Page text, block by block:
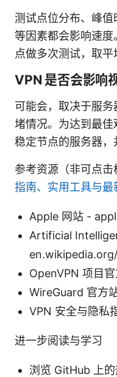
测试点位分布、峰
等因素都会影响速
点做多次测试，取平
VPN 是否会影响
可能会，取决于服
堵情况。为达到最
稳定节点的服务器，
参考资源（非可点击
指南、实用工具与最
Apple 网站 -
Artificial
OpenVPN 项目
WireGuard 官方
VPN 安全与隐私
进一步阅读与学习
浏览 GitHub 上